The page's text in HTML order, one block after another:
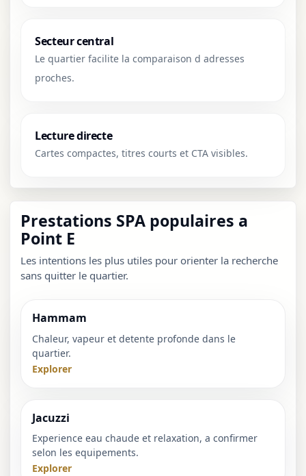
Secteur central
Le quartier facilite la comparaison d adresses
proches.
Lecture directe
Cartes compactes, titres courts et CTA visibles.
Prestations SPA populaires a
Point E
Les intentions les plus utiles pour orienter la recherche
sans quitter le quartier.
Hammam
Chaleur, vapeur et detente profonde dans le
quartier.
Explorer
Jacuzzi
Experience eau chaude et relaxation, a confirmer
selon les equipements.
Explorer